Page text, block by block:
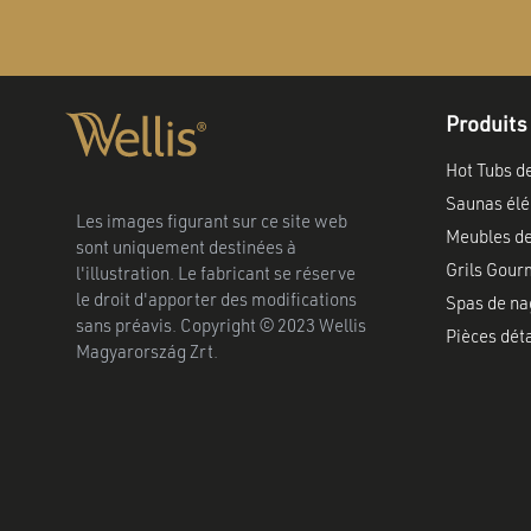
Les images figurant sur ce site web
sont uniquement destinées à
l'illustration. Le fabricant se réserve
le droit d'apporter des modifications
sans préavis. Copyright © 2023 Wellis
Magyarország Zrt.
Produits
Hot Tubs
Saunas
Meubles
Grils
Spas de
Pièces